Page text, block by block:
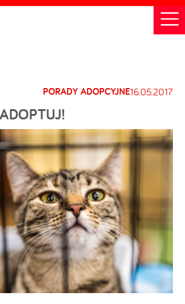
PORADY ADOPCYJNE16.05.2017